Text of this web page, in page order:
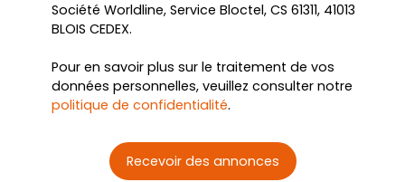
Société Worldline, Service Bloctel, CS 61311, 41013
BLOIS CEDEX.
Pour en savoir plus sur le traitement de vos
données personnelles, veuillez consulter notre
politique de confidentialité.
Recevoir des annonces